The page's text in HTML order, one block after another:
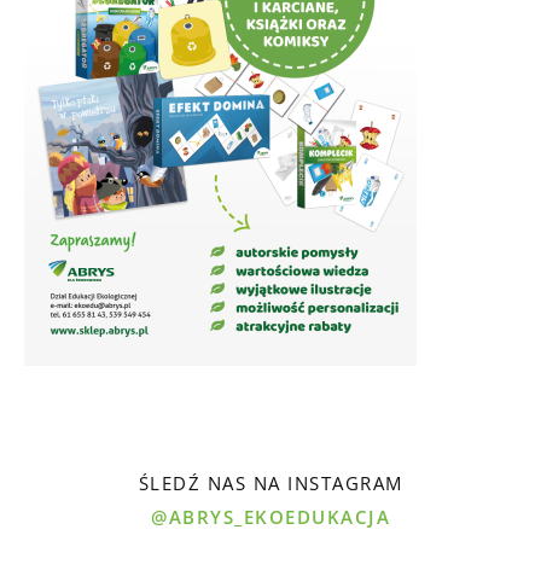
ŚLEDŹ NAS NA INSTAGRAM
@ABRYS_EKOEDUKACJA